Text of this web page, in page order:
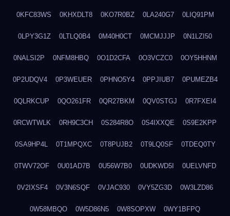
0KFC83WS 0KHXDLT8 0KO7R0BZ 0LA240G7 0LIQ91PM
0LPY3G1Z 0LTLQ0B4 0M40H0CT 0MCMJJJP 0N1LZI50
0NALSI2P 0NFM8HBQ 0O1D2CFA 0O3VCZC0 0OY5HHNM
0P2UDQV4 0P3WEUER 0PHNO5Y4 0PPJIUB7 0PUMEZB4
0QLRKCUP 0QO261FR 0QR27BKM 0QV0STGJ 0R7FXEI4
0RCWTWLK 0RH9C3CH 0S284R8O 0S4IXXQE 0S9E2KPP
0SA9HP4L 0T1MPQXC 0T8PUJB2 0T9LQ0SF 0TDEQ0TY
0TWV72OF 0U01AD7B 0U56W7B0 0UDKWD5I 0UELVNFD
0V2IXSF4 0V3N6SQF 0VJAC930 0VY5ZG3D 0W3LZD86
0W58MBQO 0W5D86N5 0W8SOPXW 0WY1BFPQ